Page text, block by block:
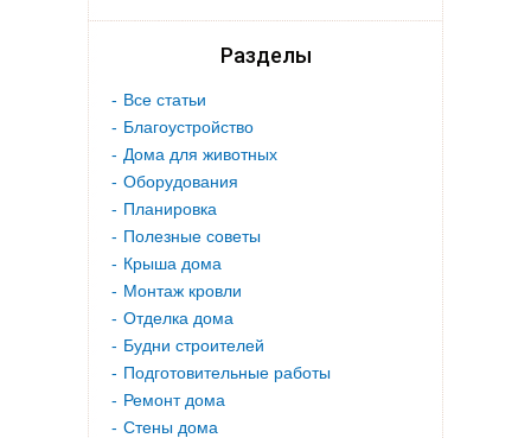
Разделы
Все статьи
Благоустройство
Дома для животных
Оборудования
Планировка
Полезные советы
Крыша дома
Монтаж кровли
Отделка дома
Будни строителей
Подготовительные работы
Ремонт дома
Стены дома